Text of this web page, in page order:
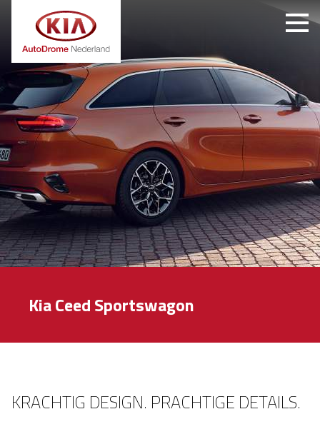
Kia Ceed Sportswagon
Kia Ceed Sportswagon
KRACHTIG DESIGN. PRACHTIGE DETAILS.